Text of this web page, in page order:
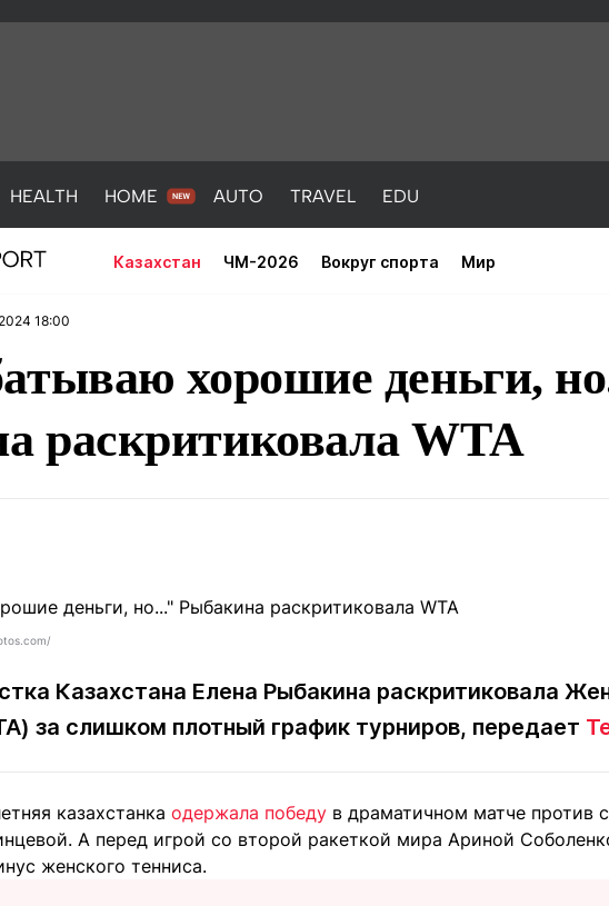
HEALTH HOME AUTO TRAVEL EDU
Казахстан ЧМ-2026 Вокруг спорта Мир
чемпионов
AUTO
Реклама
+7 (700) 3 888 188
18:00
хорошие деньги,
раскритиковала WTA
Казахстана Елена Рыбакина раскритиковала
за слишком плотный график турниров, передает
казахстанка одержала победу в драматичном матче против
А перед игрой со второй ракеткой мира Ариной
женского тенниса.